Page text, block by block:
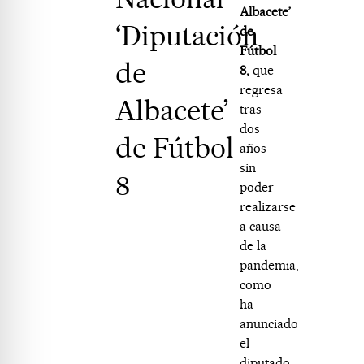
‘Diputación
de
Albacete’
de Fútbol
8
Albacete’
de
Fútbol
8,que
regresa
tras
dos
años
sin
poder
realizarse
a causa
de la
pandemia,
como
ha
anunciado
el